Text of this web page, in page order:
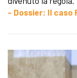
- Dossier: Il caso